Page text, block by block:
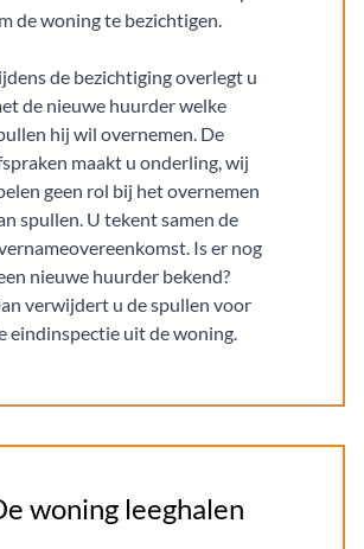
de woning te bezichtigen.
de bezichtiging overlegt u
de nieuwe huurder welke
hij wil overnemen. De
maakt u onderling, wij
geen rol bij het overnemen
spullen. U tekent samen de
Is er nog
nieuwe huurder bekend?
verwijdert u de spullen voor
eindinspectie uit de woning.
woning leeghalen